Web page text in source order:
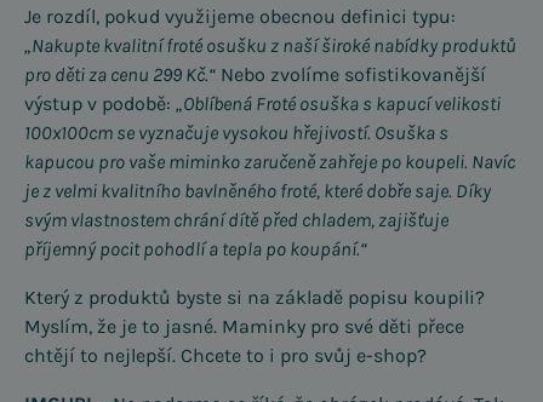
Je rozdíl, pokud využijeme obecnou definici typu:
„Nakupte kvalitní froté osušku z naší široké nabídky produktů
pro děti za cenu 299 Kč.“ Nebo zvolíme sofistikovanější
výstup v podobě: „Oblíbená Froté osuška s kapucí velikosti
100x100cm se vyznačuje vysokou hřejivostí. Osuška s
kapucou pro vaše miminko zaručeně zahřeje po koupeli. Navíc
je z velmi kvalitního bavlněného froté, které dobře saje. Díky
svým vlastnostem chrání dítě před chladem, zajišťuje
příjemný pocit pohodlí a tepla po koupání.“
Který z produktů byste si na základě popisu koupili?
Myslím, že je to jasné. Maminky pro své děti přece
chtějí to nejlepší. Chcete to i pro svůj e-shop?